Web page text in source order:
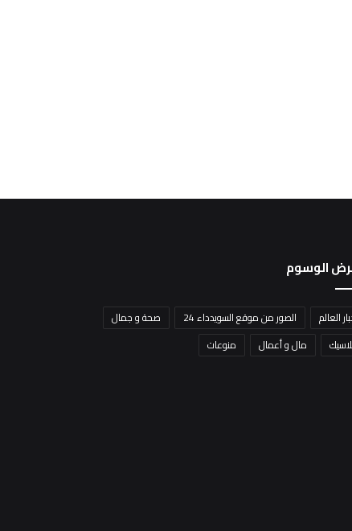
الوسوم
العالم الصور من موقع السويدداء 24
صحة و جمال
مال و أعمال منوعات